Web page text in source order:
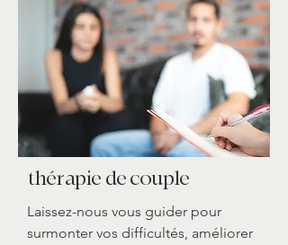
thérapie de couple
Laissez-nous vous guider pour
surmonter vos difficultés, améliorer